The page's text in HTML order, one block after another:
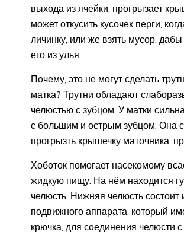
выхода из ячейки, прогрызает
может откусить кусочек перги,
личинку, или же взять мусор,
его из улья.
Почему, это не могут сделать
матка? Трутни обладают
челюстью с зубцом. У матки
с большим и острым зубцом. Она
прогрызть крышечку маточника,
Хоботок помогает насекомому
жидкую пищу. На нём находится
челюсть. Нижняя челюсть состоит
подвижного аппарата, который
крючка, для соединения челюсти с